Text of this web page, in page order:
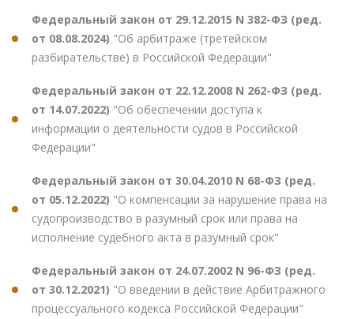
Федеральный закон от 29.12.2015 N 382-ФЗ (ред.
от 08.08.2024) "Об арбитраже (третейском
разбирательстве) в Российской Федерации"
Федеральный закон от 22.12.2008 N 262-ФЗ (ред.
от 14.07.2022) "Об обеспечении доступа к
информации о деятельности судов в Российской
Федерации"
Федеральный закон от 30.04.2010 N 68-ФЗ (ред.
от 05.12.2022) "О компенсации за нарушение права на
судопроизводство в разумный срок или права на
исполнение судебного акта в разумный срок"
Федеральный закон от 24.07.2002 N 96-ФЗ (ред.
от 30.12.2021) "О введении в действие Арбитражного
процессуального кодекса Российской Федерации"